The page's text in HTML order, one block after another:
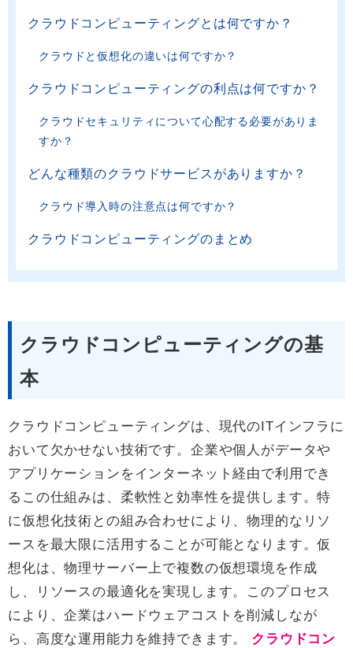
クラウドコンピューティングとは何ですか？
クラウドと仮想化の違いは何ですか？
クラウドコンピューティングの利点は何ですか？
クラウドセキュリティについて心配する必要がありま
すか？
どんな種類のクラウドサービスがありますか？
クラウド導入時の注意点は何ですか？
クラウドコンピューティングのまとめ
クラウドコンピューティングの基
本
クラウドコンピューティングは、現代のITインフラに
おいて欠かせない技術です。企業や個人がデータや
アプリケーションをインターネット経由で利用でき
るこの仕組みは、柔軟性と効率性を提供します。特
に仮想化技術との組み合わせにより、物理的なリソ
ースを最大限に活用することが可能となります。仮
想化は、物理サーバー上で複数の仮想環境を作成
し、リソースの最適化を実現します。このプロセス
により、企業はハードウェアコストを削減しなが
ら、高度な運用能力を維持できます。 クラウドコン